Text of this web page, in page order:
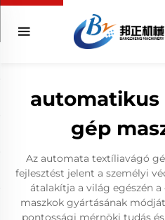
gép
Az automata textíliavágó
fejlesztést jelent a személyi
átalakítja a világ egészén a
maszkok gyártásának
pontossági mérnöki tudás